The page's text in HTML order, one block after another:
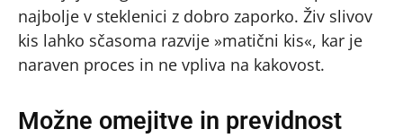
najbolje v steklenici z dobro zaporko. Živ slivov
kis lahko sčasoma razvije »matični kis«, kar je
naraven proces in ne vpliva na kakovost.
Možne omejitve in previdnost